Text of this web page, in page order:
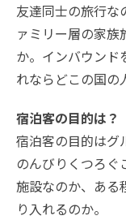
友達同士の旅行な
ァミリー層の家族
か。インバウンド
れならどこの国の
宿泊客の目的は？
宿泊客の目的はグ
のんびりくつろ
施設なのか、ある
り入れるのか。